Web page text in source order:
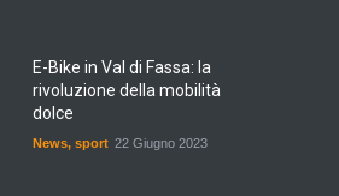
rivoluzione della mobilità
dolce
News,